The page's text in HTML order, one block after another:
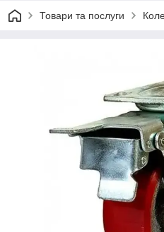
Товари та послуги